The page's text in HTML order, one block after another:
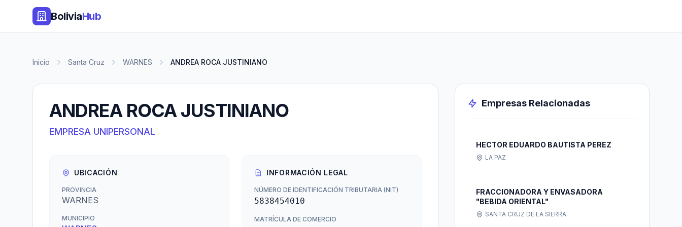
BoliviaHub
Inicio Santa Cruz WARNES ANDREA ROCA JUSTINIANO
ANDREA ROCA JUSTINIANO
EMPRESA UNIPERSONAL
UBICACIÓN
PROVINCIA
WARNES
MUNICIPIO
INFORMACIÓN LEGAL
NÚMERO DE IDENTIFICACIÓN TRIBUTARIA (NIT)
5838454010
MATRÍCULA DE COMERCIO
Empresas Relacionadas
HECTOR EDUARDO BAUTISTA PEREZ
LA PAZ
FRACCIONADORA Y ENVASADORA
"BEBIDA ORIENTAL"
SANTA CRUZ DE LA SIERRA